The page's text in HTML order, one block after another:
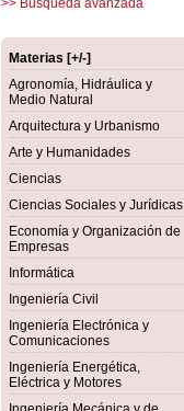
>> Búsqueda avanzada
Materias [+/-]
Agronomía, Hidráulica y
Medio Natural
Arquitectura y Urbanismo
Arte y Humanidades
Ciencias
Ciencias Sociales y Jurídicas
Economía y Organización de
Empresas
Informática
Ingeniería Civil
Ingeniería Electrónica y
Comunicaciones
Ingeniería Energética,
Eléctrica y Motores